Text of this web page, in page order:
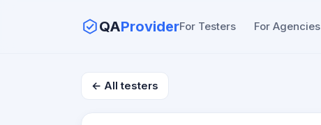
QAProviderFor Testers For Agencies
← All testers